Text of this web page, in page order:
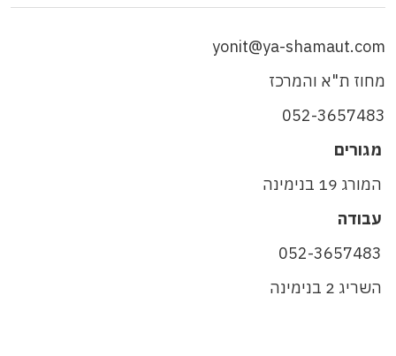
yonit@ya-shamaut.com
מחוז ת"א והמרכז
052-3657483
מגורים
המורג 19 בנימינה
עבודה
052-3657483
השריג 2 בנימינה